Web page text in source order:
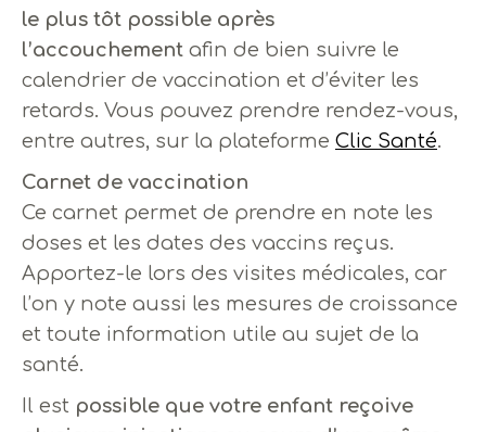
le plus tôt possible après
l’accouchement afin de bien suivre le
calendrier de vaccination et d’éviter les
retards. Vous pouvez prendre rendez-vous,
entre autres, sur la plateforme Clic Santé.
Carnet de vaccination
Ce carnet permet de prendre en note les
doses et les dates des vaccins reçus.
Apportez-le lors des visites médicales, car
l’on y note aussi les mesures de croissance
et toute information utile au sujet de la
santé.
Il est possible que votre enfant reçoive